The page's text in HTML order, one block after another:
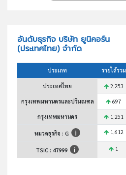
อันดับธุรกิจ บริษัท ยูนิคอร์น
(ประเทศไทย) จำกัด
ประเภท รายได้รวม
ประเทศไทย 2,253
กรุงเทพมหานครและปริมณฑล 697
กรุงเทพมหานคร 1,251
หมวดธุรกิจ : G 1,612
TSIC : 47999 1